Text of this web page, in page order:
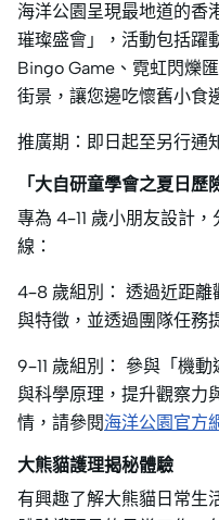
海洋公園呈現最地道的香
璀璨盛會」，活動包括躍
Bingo Game、霓虹閃爍
街景，讓您邊吃懷舊小食
推廣期：即日起至另行通
「大自研童學會之夏日歷
專為 4–11 歲小朋友設計
線：
4–8 歲組別： 透過近距
與特徵，並透過團隊任務
9–11 歲組別： 參與「機
與科學原理，提升觀察力
情，請參閱海洋公園官方
大熊貓護理揭秘體驗
有興趣了解大熊貓日常生